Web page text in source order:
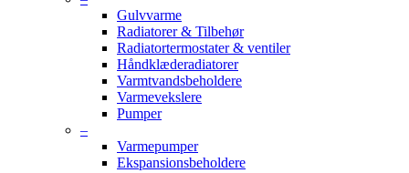
Gulvvarme
Radiatorer & Tilbehør
Radiatortermostater & ventiler
Håndklæderadiatorer
Varmtvandsbeholdere
Varmevekslere
Pumper
–
Varmepumper
Ekspansionsbeholdere